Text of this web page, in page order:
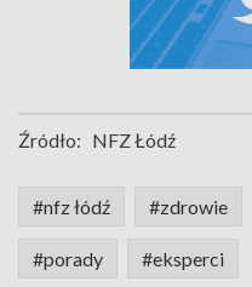
Źródło: NFZ Łódź
#nfz łódź #zdrowie
#porady #eksperci